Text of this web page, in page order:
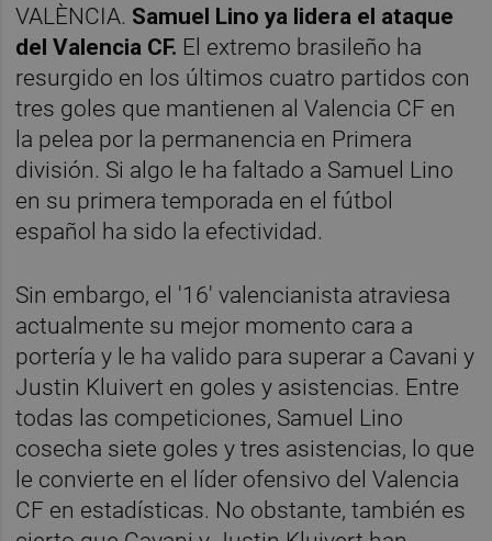
VALÈNCIA. Samuel Lino ya lidera el ataque
del Valencia CF. El extremo brasileño ha
resurgido en los últimos cuatro partidos con
tres goles que mantienen al Valencia CF en
la pelea por la permanencia en Primera
división. Si algo le ha faltado a Samuel Lino
en su primera temporada en el fútbol
español ha sido la efectividad.
Sin embargo, el '16' valencianista atraviesa
actualmente su mejor momento cara a
portería y le ha valido para superar a Cavani y
Justin Kluivert en goles y asistencias. Entre
todas las competiciones, Samuel Lino
cosecha siete goles y tres asistencias, lo que
le convierte en el líder ofensivo del Valencia
CF en estadísticas. No obstante, también es